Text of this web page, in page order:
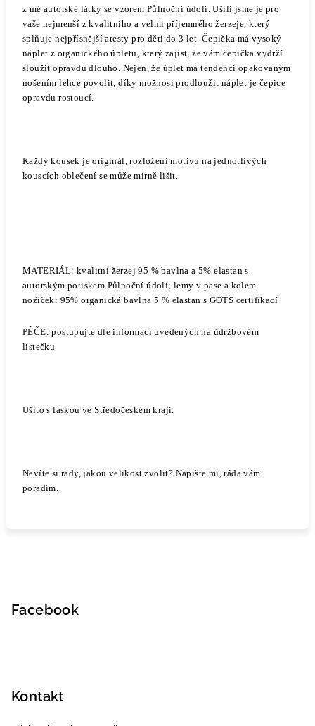
z mé autorské látky se vzorem Půlnoční údolí. Ušili jsme je pro
vaše nejmenší z kvalitního a velmi příjemného žerzeje, který
splňuje nejpřísnější atesty pro děti do 3 let. Čepička má vysoký
náplet z organického úpletu, který zajist, že vám čepička vydrží
sloužit opravdu dlouho. Nejen, že úplet má tendenci opakovaným
nošením lehce povolit, díky možnosi prodloužit náplet je čepice
opravdu rostoucí.
Každý kousek je originál, rozložení motivu na jednotlivých
kouscích oblečení se může mírně lišit.
MATERIÁL: kvalitní žerzej 95 % bavlna a 5% elastan s
autorským potiskem Půlnoční údolí; lemy v pase a kolem
nožiček: 95% organická bavlna 5 % elastan s GOTS certifikací
PÉČE: postupujte dle informací uvedených na údržbovém
lístečku
Ušito s láskou ve Středočeském kraji.
Nevíte si rady, jakou velikost zvolit? Napište mi, ráda vám
poradím.
Facebook
Kontakt